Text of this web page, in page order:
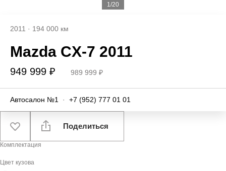
1/20
2011 · 194 000 км
Mazda CX-7 2011
949 999 ₽ 989 999 ₽
Автосалон №1 · +7 (952) 777 01 01
Поделиться
Комплектация
Цвет кузова